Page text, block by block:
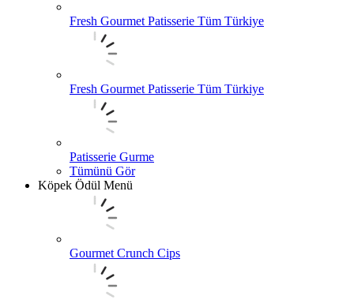
Fresh Gourmet Patisserie Tüm Türkiye
Fresh Gourmet Patisserie Tüm Türkiye
Patisserie Gurme
Tümünü Gör
Köpek Ödül Menü
Gourmet Crunch Cips